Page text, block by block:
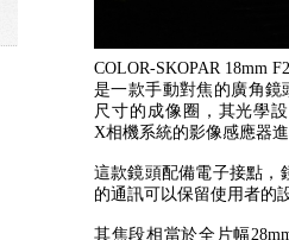
COLOR-SKOPAR 18mm
是一款手動對焦的廣角鏡
尺寸的成像圈，其光學
X相機系統的影像感應器
這款鏡頭配備電子接點，
的通訊可以保留使用者的
其焦段相當於全片幅